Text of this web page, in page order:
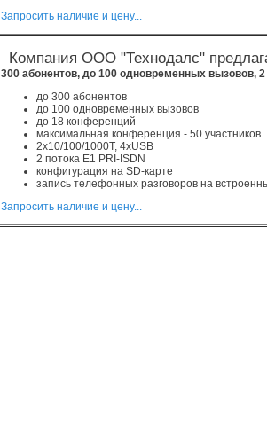
Запросить наличие и цену...
Компания ООО "Технодалс"
300 абонентов, до 100 одновременных вызовов, 2
до 300 абонентов
до 100 одновременных вызовов
до 18 конференций
максимальная конференция - 50 участников
2x10/100/1000T, 4xUSB
2 потока Е1 PRI-ISDN
конфигурация на SD-карте
запись телефонных разговоров на
Запросить наличие и цену...